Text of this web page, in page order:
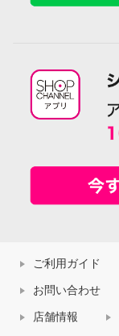
ご利用ガイド
お問い合わせ
店舗情報